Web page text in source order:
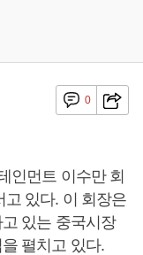
0
인먼트 이수만 회
고 있다. 이 회장은
고 있는 중국시장
펼치고 있다.